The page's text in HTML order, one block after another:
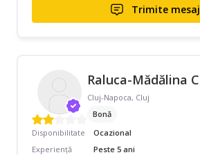
Trimite mesaj
Raluca-Mădălina C
Cluj-Napoca, Cluj
Bonă
Disponibilitate
Ocazional
Experiență
Peste 5 ani